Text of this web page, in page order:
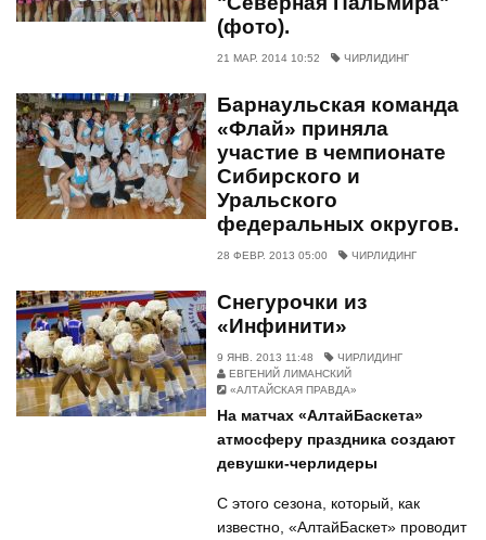
(фото).
21 МАР. 2014 10:52 ЧИРЛИДИНГ
Барнаульская команда
«Флай» приняла
участие в чемпионате
Сибирского и
Уральского
федеральных округов.
28 ФЕВР. 2013 05:00 ЧИРЛИДИНГ
Снегурочки из
«Инфинити»
9 ЯНВ. 2013 11:48
ЧИРЛИДИНГ
ЕВГЕНИЙ ЛИМАНСКИЙ
«АЛТАЙСКАЯ ПРАВДА»
На матчах «АлтайБаскета»
атмосферу праздника создают
девушки-черлидеры
С этого сезона, который, как
известно, «АлтайБаскет» проводит